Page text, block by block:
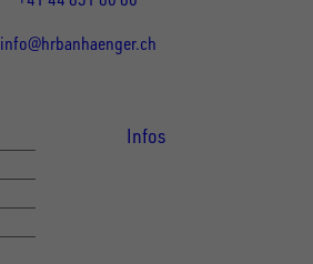
info@hrbanhaenger.ch
Infos